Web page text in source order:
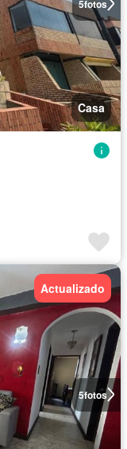
5fotos
Casa
5fotos
Actualizado